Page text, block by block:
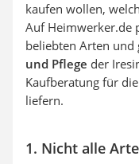
kaufen wollen,
Auf Heimwerker.de
beliebten Arten und
und Pflege der
Kaufberatung für
liefern.
1. Nicht alle